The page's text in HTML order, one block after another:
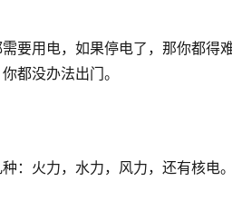
要用电，如果停电了，那你都得
都没办法出门。
：火力，水力，风力，还有核电。